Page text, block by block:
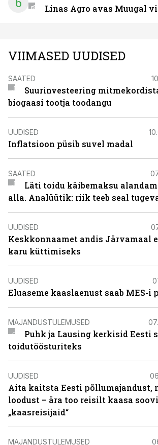
Linas Agro avas Muugal
VIIMASED UUDISED
SAATED
Suurinvesteering
biogaasi tootja toodangu
UUDISED
Inflatsioon püsib suvel madal
SAATED
Läti toidu käibemaksu
alla. Analüütik: riik teeb seal
UUDISED
Keskkonnaamet andis Järvamaal
karu küttimiseks
UUDISED
Eluaseme kaaslaenust saab MES-i
MAJANDUSTULEMUSED
Puhk ja Lausing kerkisid Eesti
toidutöösturiteks
UUDISED
Aita kaitsta Eesti põllumajandust,
loodust – ära too reisilt kaasa
„kaasreisijaid“
MAJANDUSTULEMUSED